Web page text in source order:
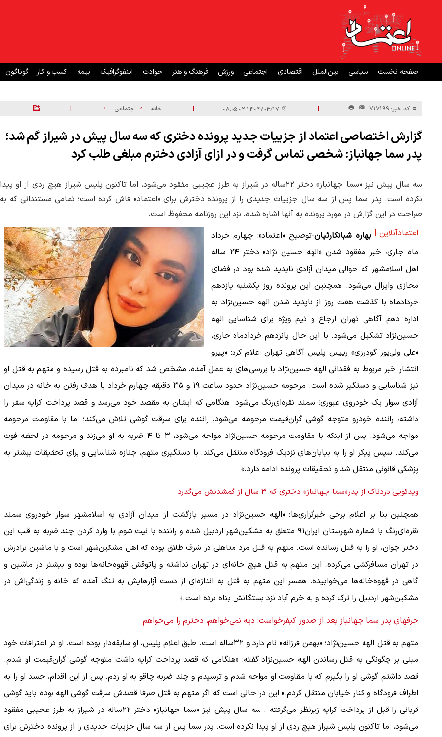
صفحه نخست سیاسی بین‌الملل اقتصادی اجتماعی ورزش فرهنگ و هنر حوادث اینفوگرافیک بیمه کسب و کار گوناگون
کد خبر: 717199 |
| خانه اجتماعی |
گزارش اختصاصی اعتماد از جزییات جدید پرونده دختری که سه سال پیش در شیراز گم شد؛
پدر سما جهانباز: شخصی تماس گرفت و در ازای آزادی دخترم مبلغی طلب کرد
سه سال پیش نیز «سما جهانباز» دختر ۲۲‌ساله در شیراز به طرز عجیبی مفقود می‌شود، اما تاکنون پلیس شیراز هیچ ردی از او پیدا
نکرده است. پدر سما پس از سه سال جزییات جدیدی را از پرونده دخترش برای «اعتماد» فاش کرده است؛ تمامی مستنداتی که به
صراحت در این گزارش در مورد پرونده به آنها اشاره شده، نزد این روزنامه محفوظ است.
اعتمادآنلاین | بهاره شبانکارئیان-توضیح «اعتماد»: چهارم خرداد
ماه جاری، خبر مفقود شدن «الهه حسین نژاد» دختر ۲۴ ساله
اهل اسلامشهر که حوالی میدان آزادی ناپدید شده بود در فضای
مجازی وایرال می‌شود. همچنین این پرونده روز یکشنبه یازدهم
خرداد‌ماه با گذشت هفت روز از ناپدید شدن الهه حسین‌نژاد به
اداره دهم آگاهی تهران ارجاع و تیم ویژه برای شناسایی الهه
حسین‌نژاد تشکیل می‌شود. با این حال پانزدهم خرداد‌ماه جاری،
«علی‌ ولی‌پور گودرزی» رییس پلیس آگاهی تهران اعلام کرد: «پیرو
انتشار خبر مربوط به فقدانی الهه حسین‌نژاد با بررسی‌های به عمل آمده، مشخص شد که نامبرده به قتل رسیده و متهم به قتل او
نیز شناسایی و دستگیر شده است. مرحومه حسین‌نژاد حدود ساعت ۱۹ و ۳۵ دقیقه چهارم خرداد با هدف رفتن به خانه در میدان
آزادی سوار یک خودروی عبوری؛ سمند نقره‌ای‌رنگ می‌شود. هنگامی که ایشان به مقصد خود می‌رسد و قصد پرداخت کرایه سفر را
داشته، راننده خودرو متوجه گوشی گران‌قیمت مرحومه می‌شود. راننده برای سرقت گوشی تلاش می‌کند؛ اما با مقاومت مرحومه
مواجه می‌شود. پس از اینکه با مقاومت مرحومه حسین‌نژاد مواجه می‌شود، ۳ تا ۴ ضربه به او می‌زند و مرحومه در لحظه فوت
می‌کند. سپس پیکر او را به بیابان‌های نزدیک فرودگاه منتقل می‌کند. با دستگیری متهم، جنازه شناسایی و برای تحقیقات بیشتر به
پزشکی قانونی منتقل شد و تحقیقات پرونده ادامه دارد.»
ویدئویی دردناک از پدر«سما جهانباز» دختری که 3 سال از گمشدنش می‌گذرد
همچنین بنا بر اعلام برخی خبرگزاری‌ها؛ «الهه حسین‌نژاد در مسیر بازگشت از میدان آزادی به اسلامشهر سوار خودروی سمند
نقره‌ای‌رنگ با شماره شهرستان ایران‌۹۱ متعلق به مشکین‌شهر اردبیل شده و راننده با نیت شوم با وارد کردن چند ضربه به قلب این
دختر جوان، او را به قتل رسانده است. متهم به قتل مرد متاهلی در شرف طلاق بوده که اهل مشکین‌شهر است و با ماشین برادرش
در تهران مسافرکشی می‌کرده. این متهم به قتل هیچ خانه‌ای در تهران نداشته و پاتوقش قهوه‌خانه‌ها بوده و بیشتر در ماشین و
گاهی در قهوه‌خانه‌ها می‌خوابیده. همسر این متهم به قتل به اندازه‌ای از دست آزارهایش به تنگ آمده که خانه و زندگی‌اش در
مشکین‌‌شهر اردبیل را ترک کرده و به خرم آباد نزد بستگانش پناه برده است.»
حرفهای پدر سما جهانباز بعد از صدور کیفرخواست: دیه نمی‌خواهم، دخترم را می‌خواهم
متهم به قتل الهه حسین‌نژاد؛ «بهمن فرزانه» نام دارد و ۳۲ساله است. طبق اعلام پلیس، او سابقه‌دار بوده است. او در اعترافات خود
مبنی بر چگونگی به قتل رساندن الهه حسین‌نژاد گفته: «هنگامی که قصد پرداخت کرایه داشت متوجه گوشی گران‌قیمت او شدم.
قصد داشتم گوشی او را بگیرم که با مقاومت او مواجه شدم و ترسیدم و چند ضربه چاقو به او زدم. پس از این اقدام، جسد او را به
اطراف فرودگاه و کنار خیابان منتقل کردم.» این در حالی است که اگر متهم به قتل صرفا قصدش سرقت گوشی الهه بوده باید گوشی
قربانی را قبل از پرداخت کرایه زیرنظر می‌گرفته . سه سال پیش نیز «سما جهانباز» دختر ۲۲‌ساله در شیراز به طرز عجیبی مفقود
می‌شود، اما تاکنون پلیس شیراز هیچ ردی از او پیدا نکرده است. پدر سما پس از سه سال جزییات جدیدی را از پرونده دخترش برای
لحظه حمله به بیت
پزشکیان: از حد و حدود خودمان دفاع می‌کنیم، اما
به‌دنبال گسترش جنگ نیس…
۱۳ مرداد ۱۴۰۵
ببینید| لحظه بمباران خیابان فردوسی در جنگ ۴۰
روزه از زاویه جدید
۱۲ مرداد ۱۴۰۵